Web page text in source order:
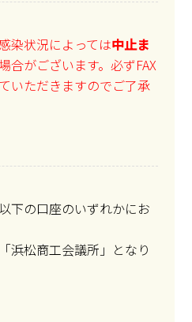
染状況によっては中止ま
合がございます。必ずFAX
いただきますのでご了承
下の口座のいずれかにお
浜松商工会議所」となり